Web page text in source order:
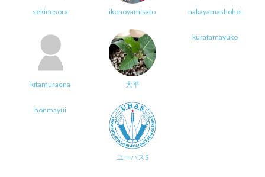
sekinesora ikenoyamisato nakayamashohei
kitamuraena 大平
kuratamayuko
honmayui
ユーハスS